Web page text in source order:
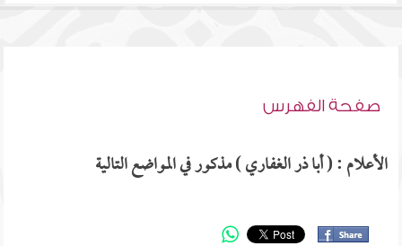
صفحة الفهرس
الأعلام : ( أبا ذر الغفاري ) مذكور في المواضع التالية